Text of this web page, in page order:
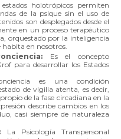
estados holotrópicos permiten
de la psique sin el uso de
son desplegados desde el
en un proceso terapéutico
orquestado por la inteligencia
en nosotros.
Es el concepto
para desarrollar los Estados
es una condición
de vigilia atenta, es decir,
de la fase circadiana en la
describe cambios en los
casi siempre de naturaleza
La Psicología Transpersonal